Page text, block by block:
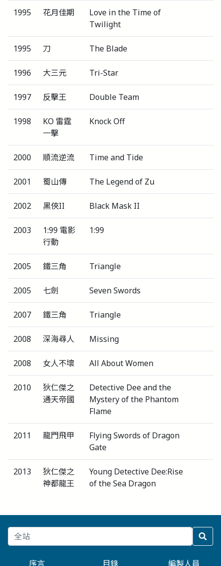
1995 花月佳期
Love in the Time of
Twilight
1995 刀 The Blade
1996 大三元 Tri-Star
1997 反擊王 Double Team
1998
KO 雷霆
一擊
Knock Off
2000 順流逆流 Time and Tide
2001 蜀山傳 The Legend of Zu
2002 黑俠II Black Mask II
2003
1:99 電影
行動
1:99
2005 鐵三角 Triangle
2005 七劍 Seven Swords
2007 鐵三角 Triangle
2008 深海尋人 Missing
2008 女人不壞 All About Women
2010
狄仁傑之
通天帝國
Detective Dee and the
Mystery of the Phantom
Flame
2011 龍門飛甲
Flying Swords of Dragon
Gate
2013
狄仁傑之
神都龍王
Young Detective Dee:Rise
of the Sea Dragon
序言 目錄 編製人員